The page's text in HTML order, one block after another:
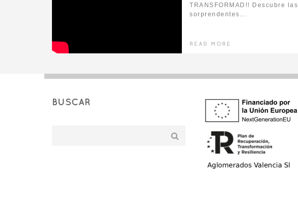
TRANSFORMAD!! Descubre las
sorprendentes...
READ MORE
BUSCAR